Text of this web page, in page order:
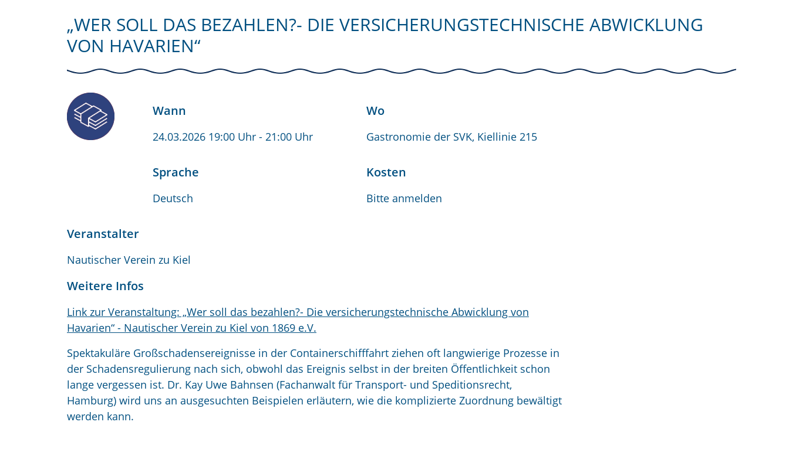
„WER SOLL DAS BEZAHLEN?- DIE VERSICHERUNGSTECHNISCHE ABWICKLUNG
VON HAVARIEN“
Wann
24.03.2026 19:00 Uhr - 21:00 Uhr
Wo
Gastronomie der SVK, Kiellinie 215
Sprache
Deutsch
Kosten
Bitte anmelden
Veranstalter
Nautischer Verein zu Kiel
Weitere Infos
Link zur Veranstaltung: „Wer soll das bezahlen?- Die versicherungstechnische Abwicklung von
Havarien“ - Nautischer Verein zu Kiel von 1869 e.V.
Spektakuläre Großschadensereignisse in der Containerschifffahrt ziehen oft langwierige Prozesse in
der Schadensregulierung nach sich, obwohl das Ereignis selbst in der breiten Öffentlichkeit schon
lange vergessen ist. Dr. Kay Uwe Bahnsen (Fachanwalt für Transport- und Speditionsrecht,
Hamburg) wird uns an ausgesuchten Beispielen erläutern, wie die komplizierte Zuordnung bewältigt
werden kann.